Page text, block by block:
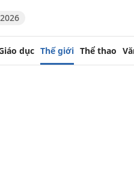
dục Thế giới Thể thao